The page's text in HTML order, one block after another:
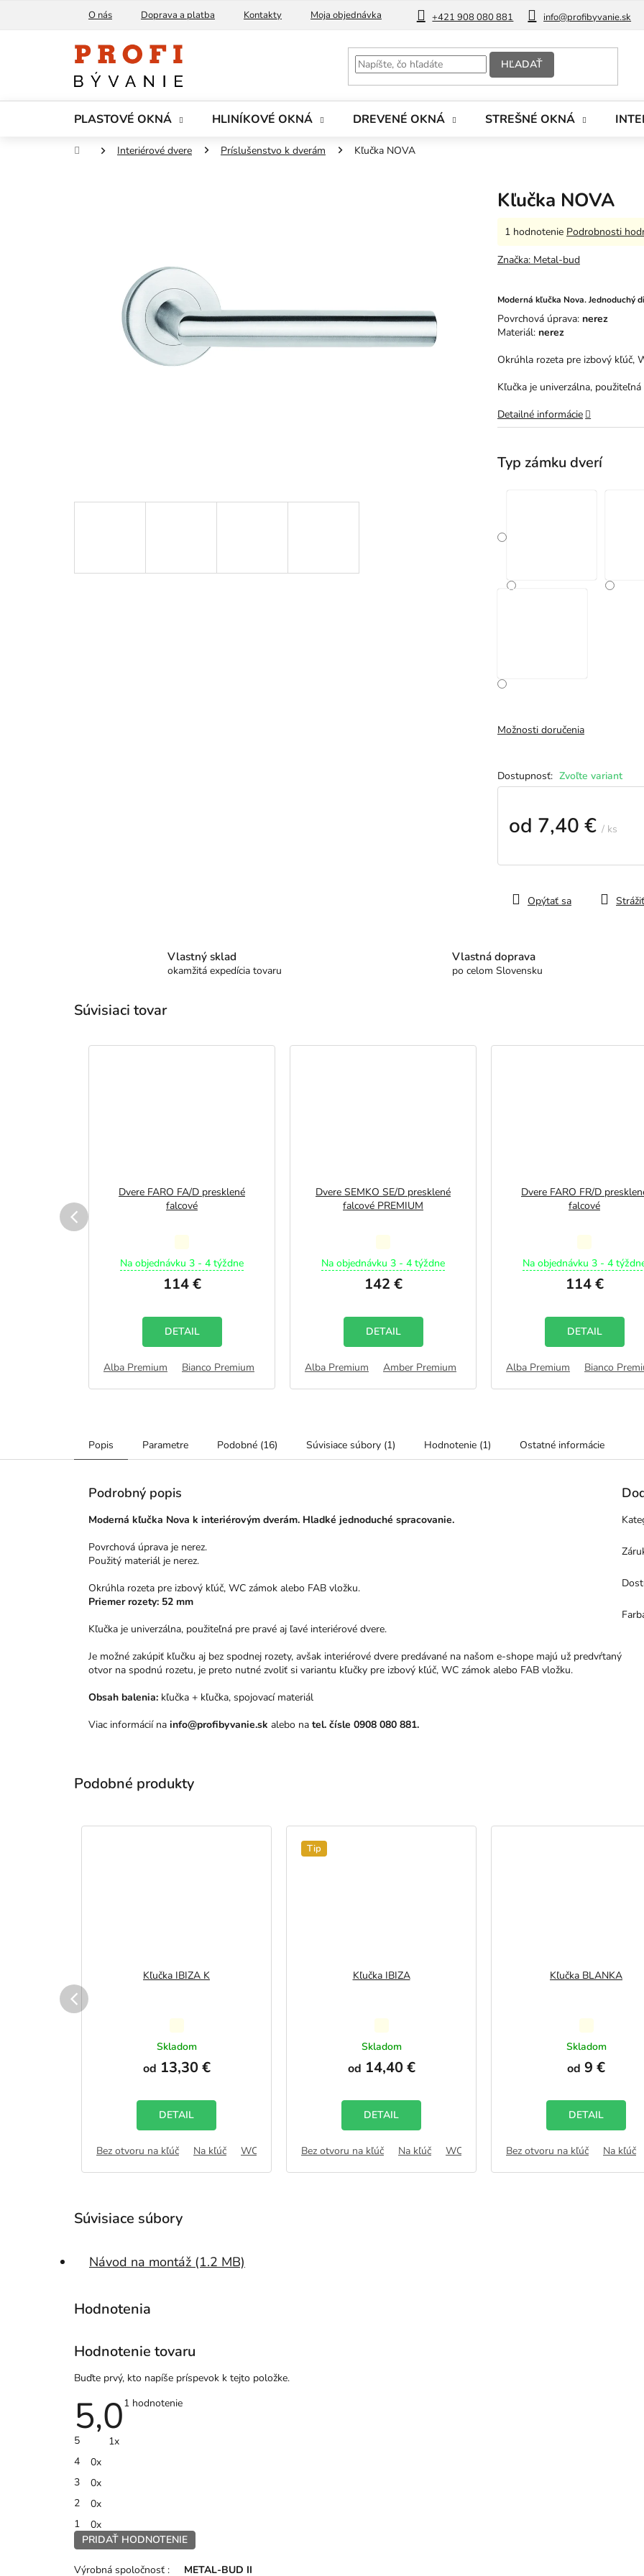
+421 908 080 881 info@profibyvanie.sk
O nás Doprava a platba Kontakty Moja objednávka Blog
HĽADAŤ
PLASTOVÉ OKNÁ HLINÍKOVÉ OKNÁ DREVENÉ OKNÁ STREŠNÉ OKNÁ
DomovInteriérové dvere Príslušenstvo k dverám Kľučka NOVA
Kľučka NOVA
Zvoľte variant
Typ zámku dverí
Možnosti doručenia
od 7,40 € / ks
cena:
Moderná kľučka Nova. Jednoduchý
Povrchová úprava: nerez
Materiál: nerez
Okrúhla rozeta pre izbový kľúč,
Kľučka je univerzálna,
Detailné informácie
Opýtať sa Strážiť
Priemerné
produktu
z
hviezdičiek.
1 hodnotenie Podrobnosti
Značka: Metal-bud
Vlastný sklad
okamžitá expedícia tovaru
Vlastná doprava
po celom Slovensku
Súvisiaci tovar
Dvere FARO FA/D presklené
falcové
hodnotenie
produktu
je
z
5
hviezdičiek.
Na objednávku 3 - 4 týždne
114 €
DETAIL
Alba Premium Bianco Premium Catania Premium Halifax Premium Wotan Premium
Dvere SEMKO SE/D presklené
falcové PREMIUM
hodnotenie
produktu
je
z
5
hviezdičiek.
Na objednávku 3 - 4 týždne
142 €
DETAIL
Alba Premium Amber Premium Arctic Premium Bianco Premium
Dvere FARO FR/D
falcové
hodnotenie
produktu
je
z
5
hviezdičiek.
Na objednávku 3 - 4
114 €
DETAIL
Alba Premium Bianco
Popis Parametre Podobné (16) Súvisiace súbory (1) Hodnotenie (1) Ostatné informácie
Podrobný popis
Moderná kľučka Nova k interiérovým dverám. Hladké jednoduché spracovanie.
Povrchová úprava je nerez.
Použitý materiál je nerez.
Okrúhla rozeta pre izbový kľúč, WC zámok alebo FAB vložku.
Priemer rozety: 52 mm
Kľučka je univerzálna, použiteľná pre pravé aj ľavé interiérové dvere.
Je možné zakúpiť kľučku aj bez spodnej rozety, avšak interiérové dvere predávané na našom e-shope majú už predvŕtaný
otvor na spodnú rozetu, je preto nutné zvoliť si variantu kľučky pre izbový kľúč, WC zámok alebo FAB vložku.
Obsah balenia: kľučka + kľučka, spojovací materiál
Viac informácií na info@profibyvanie.sk alebo na tel. čísle 0908 080 881.
Kľučka IBIZA K
hodnotenie
produktu
je
z
5
hviezdičiek.
Skladom
od 13,30 €
DETAIL
Bez otvoru na kľúč Na kľúč WC zámok FAB
Tip
Kľučka IBIZA
hodnotenie
produktu
je
z
5
hviezdičiek.
Skladom
od 14,40 €
DETAIL
Bez otvoru na kľúč Na kľúč WC zámok FAB
Kľučka BLANKA
hodnotenie
produktu
je
z
5
hviezdičiek.
Skladom
od 9 €
DETAIL
Bez otvoru na kľúč Na kľúč
Návod na montáž (1.2 MB)
Hodnotenie tovaru
Buďte prvý, kto napíše príspevok k tejto položke.
5,0Priemerné
1 hodnotenie
5
1x
4
0x
3
0x
2
0x
1
0x
PRIDAŤ HODNOTENIE
V
ý
Výrobná spoločnosť : METAL-BUD II